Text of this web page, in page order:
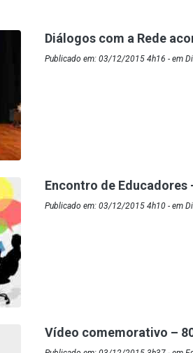
Diálogos com a Rede
Publicado em: 03/12/2015 4h16 - em
Encontro de
Publicado em: 03/12/2015 4h10 - em
Vídeo comemorativo –